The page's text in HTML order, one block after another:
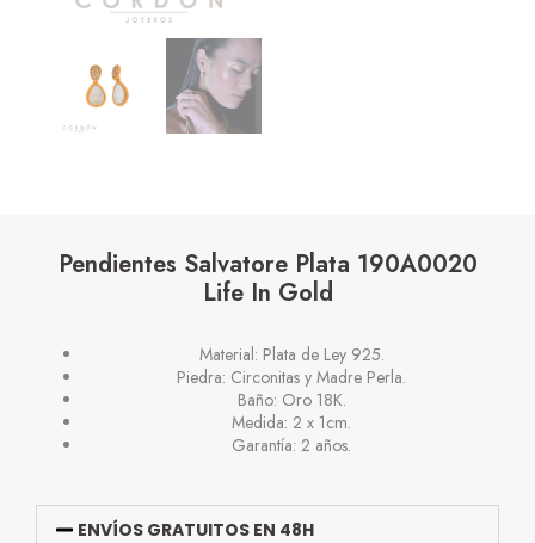
Pendientes Salvatore Plata 190A0020
Life In Gold
Material: Plata de Ley 925.
Piedra: Circonitas y Madre Perla.
Baño: Oro 18K.
Medida: 2 x 1cm.
Garantía: 2 años.
ENVÍOS GRATUITOS EN 48H